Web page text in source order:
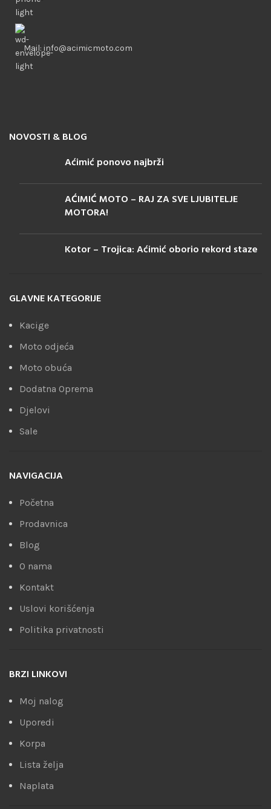
Mail: info@acimicmoto.com
NOVOSTI & BLOG
Aćimić ponovo najbrži
AĆIMIĆ MOTO – RAJ ZA SVE LJUBITELJE
MOTORA!
Kotor – Trojica: Aćimić oborio rekord staze
GLAVNE KATEGORIJE
Kacige
Moto odjeća
Moto obuća
Dodatna Oprema
Djelovi
Sale
NAVIGACIJA
Početna
Prodavnica
Blog
O nama
Kontakt
Uslovi korišćenja
Politika privatnosti
BRZI LINKOVI
Moj nalog
Uporedi
Korpa
Lista želja
Naplata